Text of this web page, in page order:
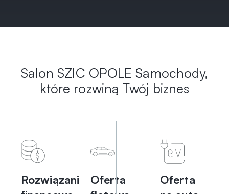
Salon SZIC OPOLESamochody,
które rozwiną Twój biznes
Rozwiązania
Oferta
Oferta